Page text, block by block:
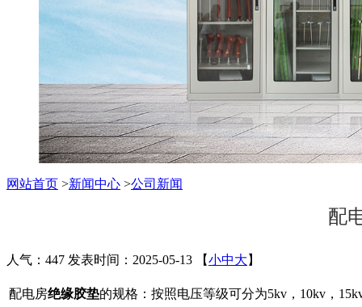
网站首页 >新闻中心 >公司新闻
配
人气：447 发表时间：2025-05-13 【小中大 】
配电房绝缘胶垫的规格：按照电压等级可分为5kv，10kv，